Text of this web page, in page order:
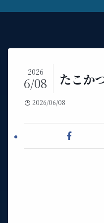
たこか
2026
6/08
2026/06/08